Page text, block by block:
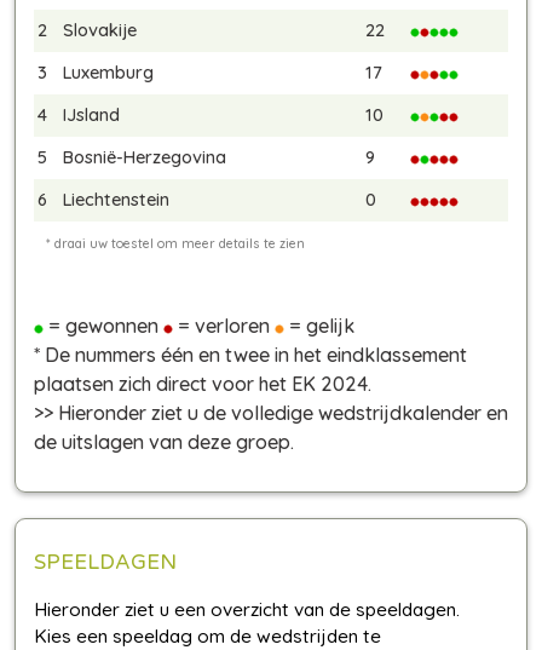
2
Slovakije
22
3
Luxemburg
17
4
IJsland
10
5
Bosnië-Herzegovina
9
6
Liechtenstein 0
= gewonnen = verloren
= gelijk
* De nummers één en twee in het eindklassement
plaatsen zich direct voor het EK 2024.
>> Hieronder ziet u de volledige wedstrijdkalender en
de uitslagen van deze groep.
SPEELDAGEN